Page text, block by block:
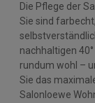
Die Pflege der
Sie sind
nachhaltigen
rundum wohl –
Sie das
Salonloewe